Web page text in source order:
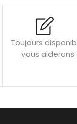
Fluorite : pierre
Bracelets de
gemme ?
Toujours
vous